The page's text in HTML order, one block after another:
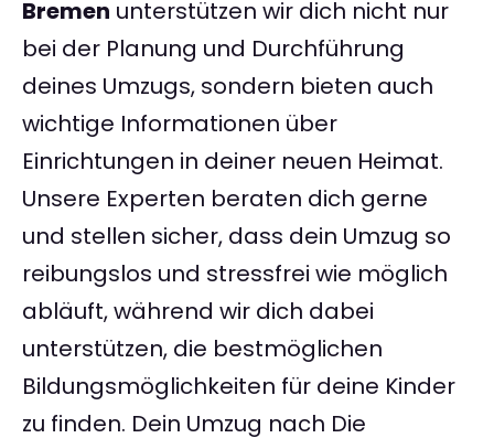
Bremen unterstützen wir dich nicht nur
bei der Planung und Durchführung
deines Umzugs, sondern bieten auch
wichtige Informationen über
Einrichtungen in deiner neuen Heimat.
Unsere Experten beraten dich gerne
und stellen sicher, dass dein Umzug so
reibungslos und stressfrei wie möglich
abläuft, während wir dich dabei
unterstützen, die bestmöglichen
Bildungsmöglichkeiten für deine Kinder
zu finden. Dein Umzug nach Die